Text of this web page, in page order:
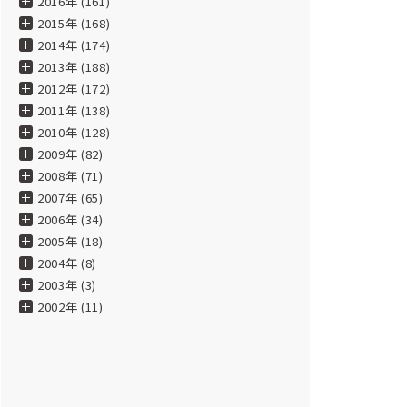
2015年 (168)
2014年 (174)
2013年 (188)
2012年 (172)
2011年 (138)
2010年 (128)
2009年 (82)
2008年 (71)
2007年 (65)
2006年 (34)
2005年 (18)
2004年 (8)
2003年 (3)
2002年 (11)